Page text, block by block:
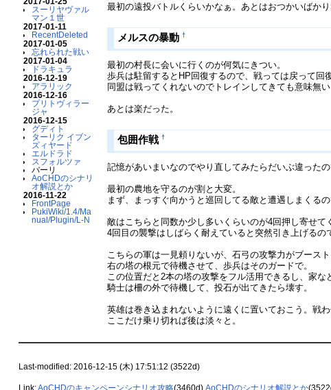
スーリヤヴァル
マン１世
2017-01-11
RecentDeleted
2017-01-05
忘れられた戦い
2017-01-04
ドラキュラ
2016-12-19
アラリック
2016-12-16
プリトヴィラー
ジャ
2016-12-15
グディト
ターリク イブン
ズィヤード
エルドラド
スフォルツァ
バーリ
AoCHDのシナリ
オ解説とか
2016-11-22
FrontPage
PukiWiki/1.4/Ma
nual/Plugin/L-N
最初の遠投バトルくらいかなぁ。あとはおつかいばか
メルスの暴動 †
最初の村長に会いに行くのが何気にきつい。
歩兵は駐留するとHP回復するので、戦っては戻って回
同盟は戦ってくれないのでトレインしてきても意味無
あとは楽だった。
包囲作戦 †
記憶があいまいなのでやり直してみたらだいぶ違ったの
最初の農地を守るのが割と大変。
まず、まっすぐ向かうと巡回してる敵と遭遇しまくる
敵はこちらと同数か少し多いくらいのが4回押し寄せて
4回目の襲撃はしばらく耐えていると突然引き上げるの
こちらの軍は一見頼りないが、石弓の攻撃力がブース
右の塔の根元で待機させて、歩兵はそのガードで。
この位置だと2本の塔の攻撃をフル活用できるし、家な
騎士は柵の外で待機して、投石が出てきたら壊す。
英雄は巻き込まれないように遠くに置いておこう。戦わ
ここだけ乗り切れば後は淡々と。
Last-modified: 2016-12-15 (木) 17:51:12 (3522d)
Link:AoCHDのキャンペーンシナリオ攻略(3460d) AoCHDのシナリオ解説とか